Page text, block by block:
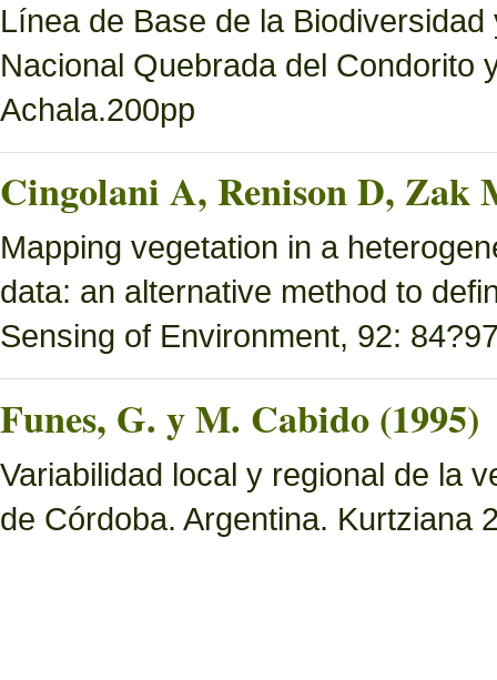
Línea de Base de la
Nacional Quebrada del Condorito
Achala.200pp
Cingolani A, Renison D, Zak
Mapping vegetation in a
data: an alternative method to
Sensing of Environment, 92:
Funes, G. y M. Cabido (1995)
Variabilidad local y regional de la
de Córdoba. Argentina. Kurtziana